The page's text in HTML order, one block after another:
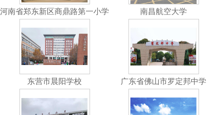
河南省郑东新区商鼎路第一小学 南昌航空大学
东营市晨阳学校 广东省佛山市罗定邦中学